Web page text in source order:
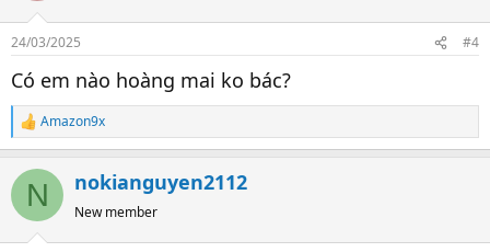
s
24/03/2025 #4
Có em nào hoàng mai ko bác?
R
e
c
i
Amazon9x
N nokianguyen2112
New member